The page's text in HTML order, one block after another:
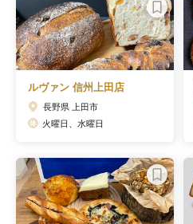
ルヴァン 信州上田店
長野県 上田市
火曜日、水曜日